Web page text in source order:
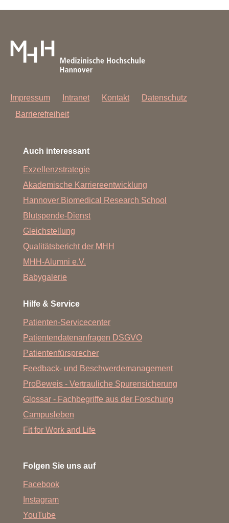
Impressum Intranet Kontakt
Datenschutz
Barrierefreiheit
Auch interessant
Exzellenzstrategie
Akademische Karriereentwicklung
Hannover Biomedical Research School
Blutspende-Dienst
Gleichstellung
Qualitätsbericht der MHH
MHH-Alumni e.V.
Babygalerie
Hilfe & Service
Patienten-Servicecenter
Patientendatenanfragen DSGVO
Patientenfürsprecher
Feedback- und Beschwerdemanagement
ProBeweis - Vertrauliche Spurensicherung
Glossar - Fachbegriffe aus der Forschung
Campusleben
Fit for Work and Life
Folgen Sie uns auf
Facebook
Instagram
YouTube